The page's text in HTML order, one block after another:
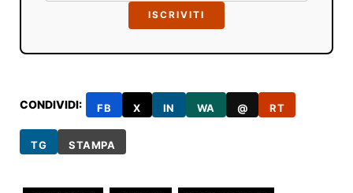
ISCRIVITI
CONDIVIDI: FB X IN WA @ RT
TG STAMPA